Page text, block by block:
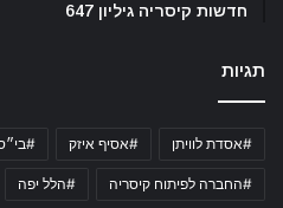
חדשות קיסריה גיליון 647
תגיות
#אסדת לוויתן #אסיף איזק
#החברה לפיתוח קיסריה #הלל יפה